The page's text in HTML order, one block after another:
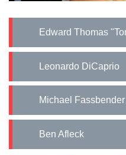
Edward Thomas
Leonardo DiCaprio
Michael Fassbender
Ben Afleck